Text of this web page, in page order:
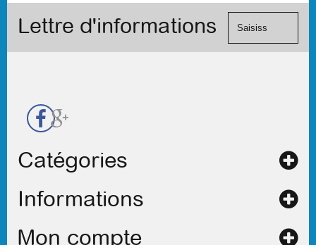
de
Visa, ...) et
Lettre d'informations
Catégories
Informations
Mon compte